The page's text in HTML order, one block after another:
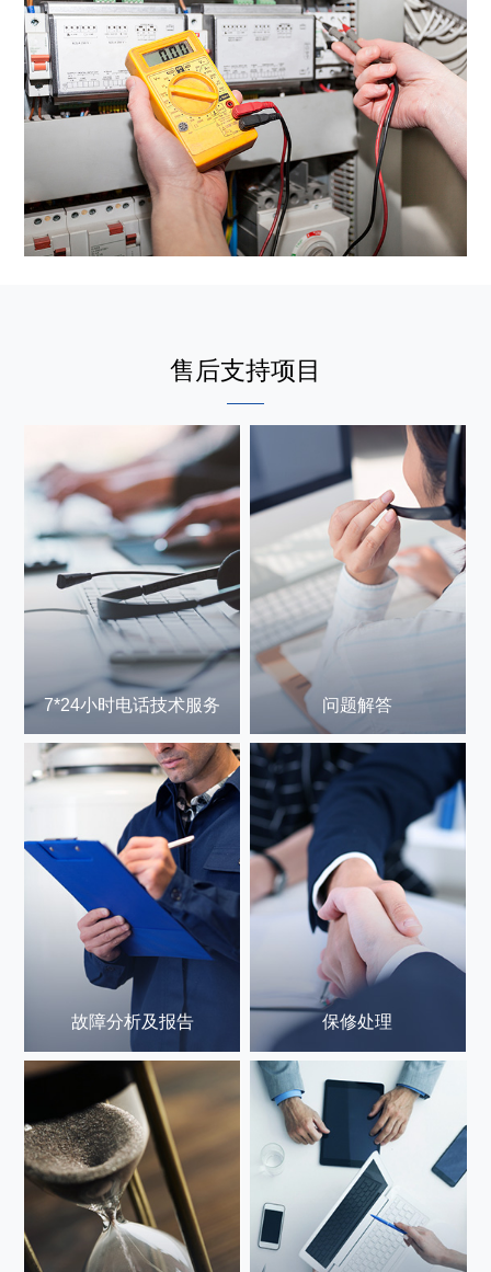
售后支持项目
7*24小时电话技术服务 问题解答
故障分析及报告 保修处理